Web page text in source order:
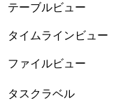
テーブルビュー
タイムラインビュー
ファイルビュー
タスクラベル